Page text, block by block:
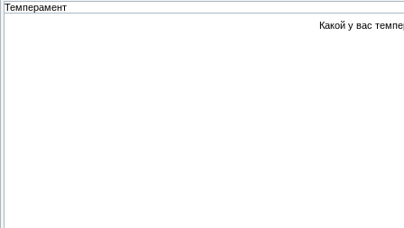
Темперамент
Какой у вас